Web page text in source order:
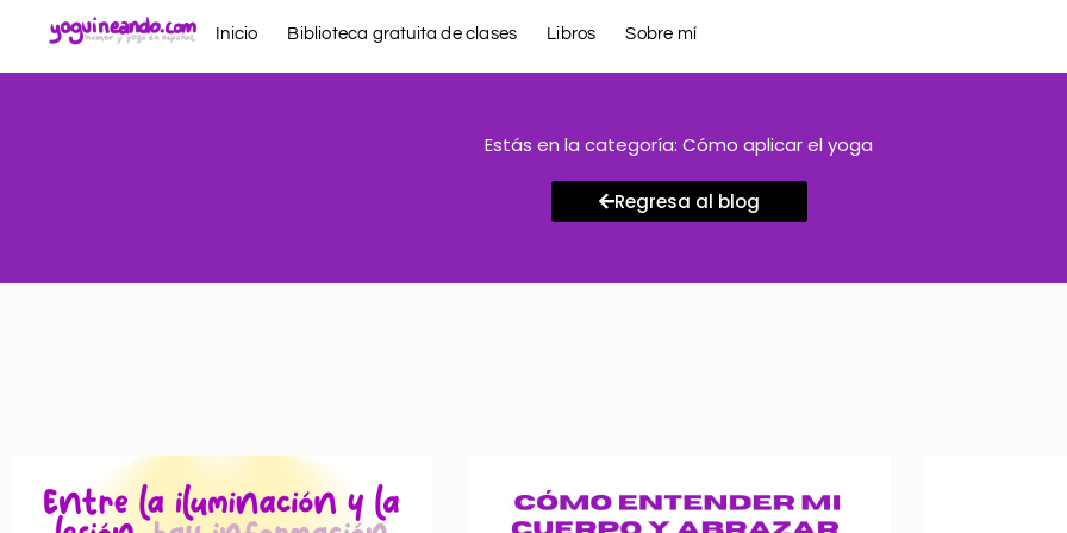
contenido
Inicio Biblioteca gratuita de clases Libros Sobre mí
Estás en la categoría: Cómo aplicar el yoga
Regresa al blog